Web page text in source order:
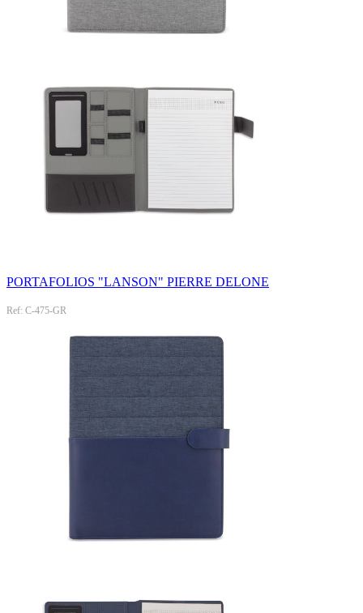
PORTAFOLIOS "LANSON" PIERRE DELONE
Ref: C-475-GR